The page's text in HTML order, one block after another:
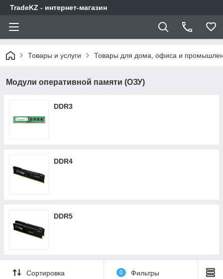
TradeKZ - интернет-магазин
Товары и услуги Товары для дома, офиса и
Модули оперативной памяти (ОЗУ)
DDR3
DDR4
DDR5
Сортировка 0 Фильтры